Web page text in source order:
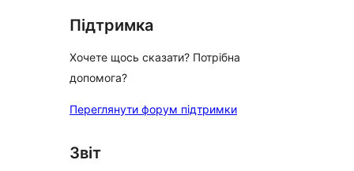
Підтримка
Хочете щось сказати? Потрібна
допомога?
Переглянути форум підтримки
Звіт